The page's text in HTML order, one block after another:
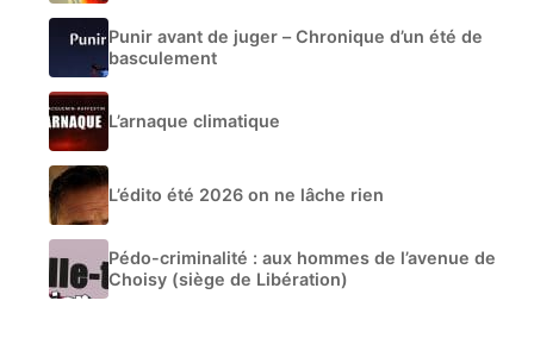
Punir avant de juger – Chronique d’un été de
basculement
L’arnaque climatique
L’édito été 2026 on ne lâche rien
Pédo-criminalité : aux hommes de l’avenue de
Choisy (siège de Libération)